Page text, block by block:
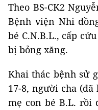
Theo BS-CK2
Bệnh viện Nhi
bé C.N.B.L., cấp
bị bỏng xăng.
Khai thác bệnh sử
17-8, người cha
mẹ con bé B.L. rồi